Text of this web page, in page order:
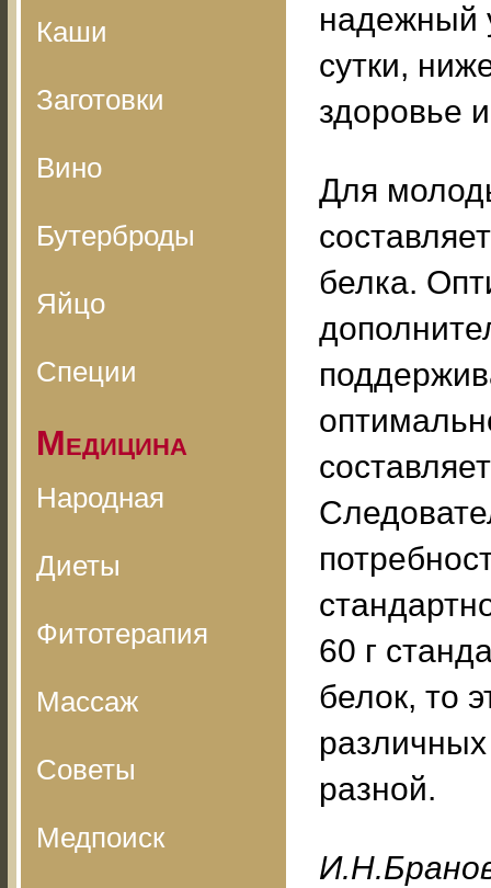
Каши
Заготовки
Вино
Бутерброды
Яйцо
Специи
Медицина
Народная
Диеты
Фитотерапия
Массаж
Советы
Медпоиск
надежный
сутки,
здоровье
Для
белка.
60 г
белок, то
разной.